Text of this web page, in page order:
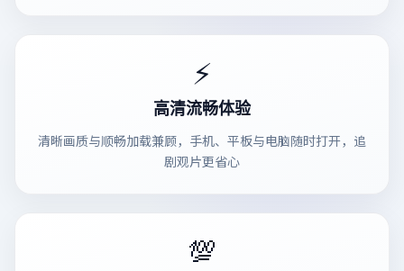
⚡
高清流畅体验
清晰画质与顺畅加载兼顾，手机、平板与电脑随时打开，追
剧观片更省心
💯